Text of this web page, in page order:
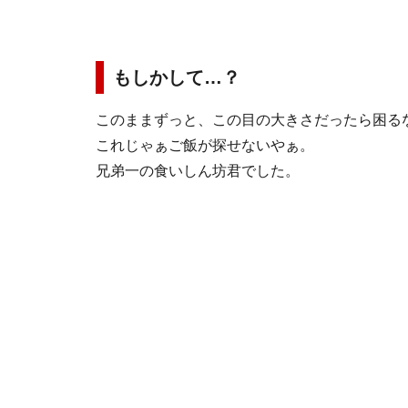
もしかして…？
このままずっと、この目の大きさだったら困る
これじゃぁご飯が探せないやぁ。
兄弟一の食いしん坊君でした。